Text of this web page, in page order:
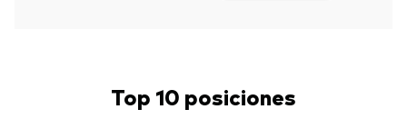
Top 10 posiciones